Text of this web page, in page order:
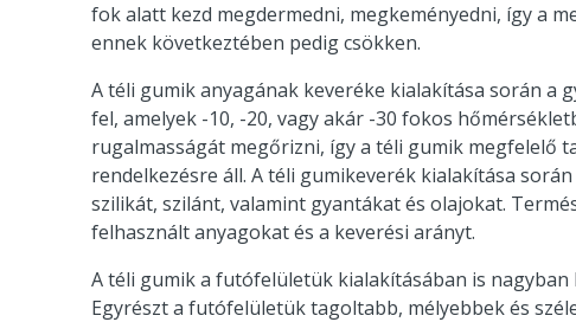
fok alatt kezd megdermedni, megkeményedni, így a
ennek következtében pedig csökken.
A téli gumik anyagának keveréke kialakítása során a
fel, amelyek -10, -20, vagy akár -30 fokos
rugalmasságát megőrizni, így a téli gumik megfelelő
rendelkezésre áll. A téli gumikeverék kialakítása
szilikát, szilánt, valamint gyantákat és olajokat.
felhasznált anyagokat és a keverési arányt.
A téli gumik a futófelületük kialakításában is
Egyrészt a futófelületük tagoltabb, mélyebbek és